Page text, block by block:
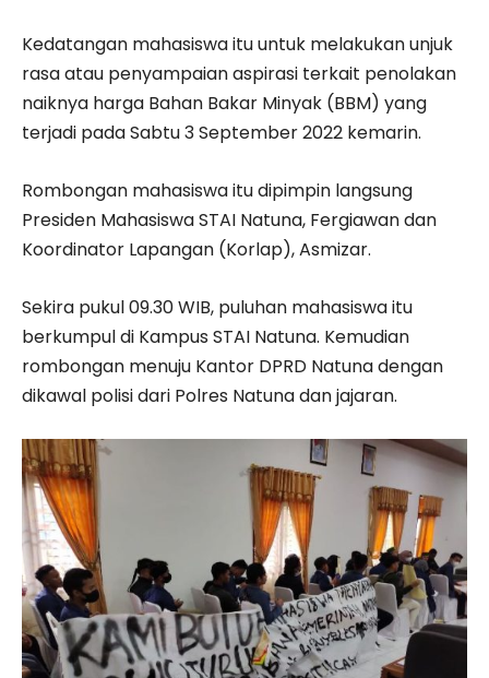
Kedatangan mahasiswa itu untuk melakukan unjuk
rasa atau penyampaian aspirasi terkait penolakan
naiknya harga Bahan Bakar Minyak (BBM) yang
terjadi pada Sabtu 3 September 2022 kemarin.
Rombongan mahasiswa itu dipimpin langsung
Presiden Mahasiswa STAI Natuna, Fergiawan dan
Koordinator Lapangan (Korlap), Asmizar.
Sekira pukul 09.30 WIB, puluhan mahasiswa itu
berkumpul di Kampus STAI Natuna. Kemudian
rombongan menuju Kantor DPRD Natuna dengan
dikawal polisi dari Polres Natuna dan jajaran.